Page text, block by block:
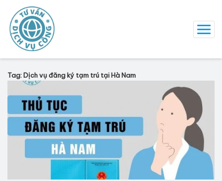
Tag: Dịch vụ đăng ký tạm trú tại Hà Nam